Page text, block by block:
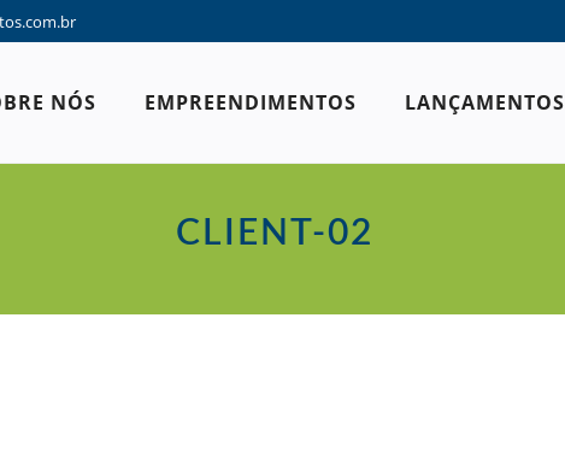
NÓS EMPREENDIMENTOS LANÇAMENTOS
CLIENT-02